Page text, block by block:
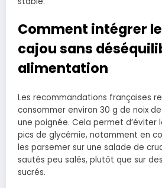
Comment intégrer
cajou sans
alimentation
Les recommandations françaises
consommer environ 30 g de noix
une poignée. Cela permet d’éviter
pics de glycémie, notamment en
les parsemer sur une salade de
sautés peu salés, plutôt que sur
sucrés.